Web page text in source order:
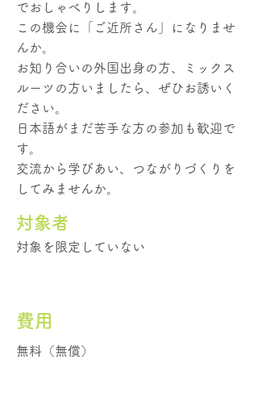
でおしゃべりします。
この機会に「ご近所さん」になりませ
んか。
お知り合いの外国出身の方、ミックス
ルーツの方いましたら、ぜひお誘いく
ださい。
日本語がまだ苦手な方の参加も歓迎で
す。
交流から学びあい、つながりづくりを
してみませんか。
​対象者
対象を限定していない
費用
無料（無償）